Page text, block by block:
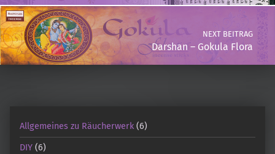
NEXT BEITRAG
Darshan – Gokula Flora
Allgemeines zu Räucherwerk (6)
DIY (6)